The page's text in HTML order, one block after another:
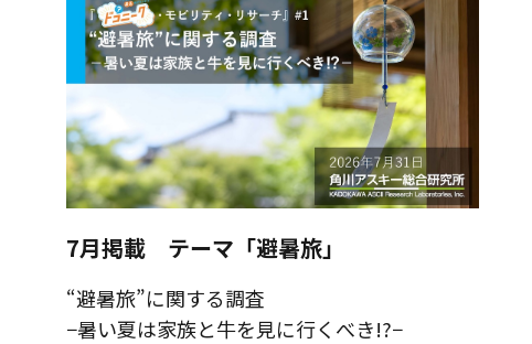
7月掲載 テーマ「避暑旅」
“避暑旅”に関する調査
−暑い夏は家族と牛を見に行くべき!?−